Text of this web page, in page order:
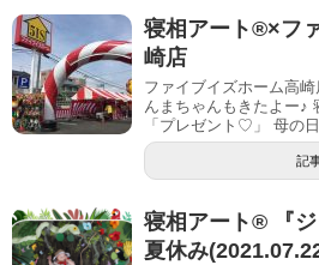
寝相アート®︎×フ
崎店
ファイブイズホーム高
んまちゃんもきたよー♪
「プレゼント♡」 母の
記
寝相アート® 『ジ
夏休み